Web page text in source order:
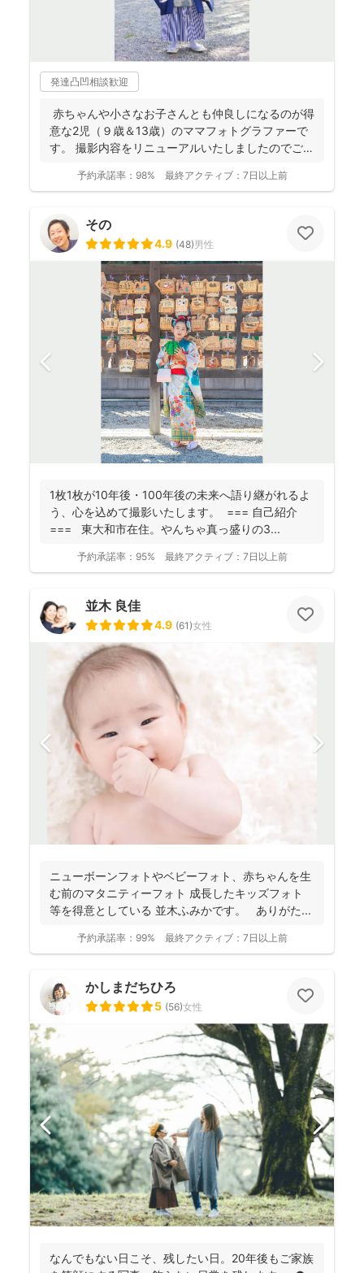
発達凸凹相談歓迎
赤ちゃんや小さなお子さんとも仲良しになるのが得
意な2児（９歳＆13歳）のママフォトグラファーで
す。 撮影内容をリニューアルいたしましたのでご案
予約承諾率： 98% 最終アクティブ： 7日以上前
その
4.9 (48)男性
1枚1枚が10年後・100年後の未来へ語り継がれるよ
う、心を込めて撮影いたします。 === 自己紹介
=== 東大和市在住。やんちゃ真っ盛りの3...
予約承諾率： 95% 最終アクティブ： 7日以上前
並木 良佳
4.9 (61)女性
ニューボーンフォトやベビーフォト、赤ちゃんを生
む前のマタニティーフォト 成長したキッズフォト
等を得意としている 並木ふみかです。 ありがた...
予約承諾率： 99% 最終アクティブ： 7日以上前
かしまだちひろ
5 (56)女性
なんでもない日こそ、残したい日。20年後もご家族